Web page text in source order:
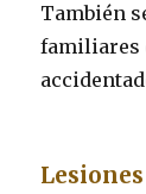
También
familiares